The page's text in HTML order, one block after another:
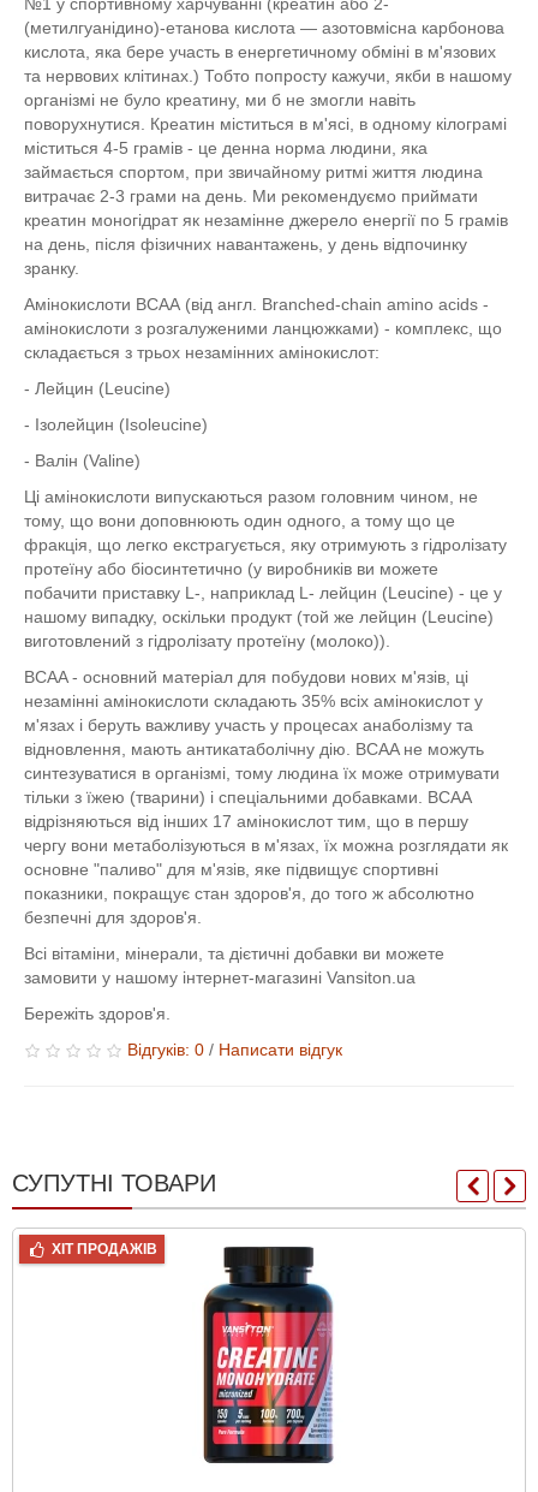
№1 у спортивному харчуванні (креатин або 2-
(метилгуанідино)-етанова кислота — азотовмісна карбонова
кислота, яка бере участь в енергетичному обміні в м'язових
та нервових клітинах.) Тобто попросту кажучи, якби в нашому
організмі не було креатину, ми б не змогли навіть
поворухнутися. Креатин міститься в м'ясі, в одному кілограмі
міститься 4-5 грамів - це денна норма людини, яка
займається спортом, при звичайному ритмі життя людина
витрачає 2-3 грами на день. Ми рекомендуємо приймати
креатин моногідрат як незамінне джерело енергії по 5 грамів
на день, після фізичних навантажень, у день відпочинку
зранку.
Амінокислоти ВСАА (від англ. Branched-chain amino acids -
амінокислоти з розгалуженими ланцюжками) - комплекс, що
складається з трьох незамінних амінокислот:
- Лейцин (Leucine)
- Ізолейцин (Isoleucine)
- Валін (Valine)
Ці амінокислоти випускаються разом головним чином, не
тому, що вони доповнюють один одного, а тому що це
фракція, що легко екстрагується, яку отримують з гідролізату
протеїну або біосинтетично (у виробників ви можете
побачити приставку L-, наприклад L- лейцин (Leucine) - це у
нашому випадку, оскільки продукт (той же лейцин (Leucine)
виготовлений з гідролізату протеїну (молоко)).
BCAA - основний матеріал для побудови нових м'язів, ці
незамінні амінокислоти складають 35% всіх амінокислот у
м'язах і беруть важливу участь у процесах анаболізму та
відновлення, мають антикатаболічну дію. BCAA не можуть
синтезуватися в організмі, тому людина їх може отримувати
тільки з їжею (тварини) і спеціальними добавками. BCAA
відрізняються від інших 17 амінокислот тим, що в першу
чергу вони метаболізуються в м'язах, їх можна розглядати як
основне "паливо" для м'язів, яке підвищує спортивні
показники, покращує стан здоров'я, до того ж абсолютно
безпечні для здоров'я.
Всі вітаміни, мінерали, та дієтичні добавки ви можете
замовити у нашому інтернет-магазині Vansiton.ua
Бережіть здоров'я.
Відгуків: 0/ Написати відгук
СУПУТНІ ТОВАРИ
ХІТ ПРОДАЖІВ